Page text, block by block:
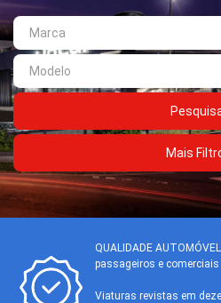
Marca
Modelo
Mais
QUALIDADE
passageiros e
Viaturas revistas em